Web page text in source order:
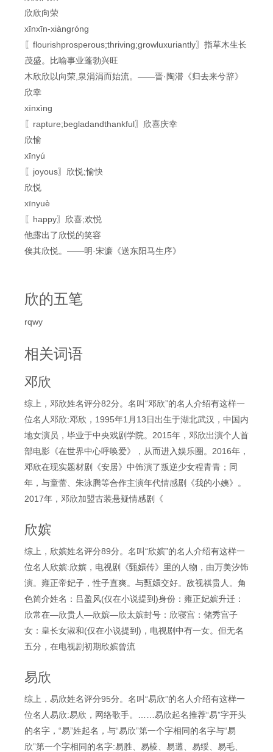
欣欣向荣
xīnxīn-xiàngróng
〖flourishprosperous;thriving;growluxuriantly〗指草木生长
茂盛。比喻事业蓬勃兴旺
木欣欣以向荣,泉涓涓而始流。——晋·陶潜《归去来兮辞》
欣幸
xīnxìng
〖rapture;begladandthankful〗欣喜庆幸
欣愉
xīnyú
〖joyous〗欣悦;愉快
欣悦
xīnyuè
〖happy〗欣喜;欢悦
他露出了欣悦的笑容
俟其欣悦。——明·宋濂《送东阳马生序》
欣的五笔
rqwy
相关词语
邓欣
综上，邓欣姓名评分82分。名叫“邓欣”的名人介绍有这样一
位名人邓欣:邓欣，1995年1月13日出生于湖北武汉，中国内
地女演员，毕业于中央戏剧学院。2015年，邓欣出演个人首
部电影《在世界中心呼唤爱》，从而进入娱乐圈。2016年，
邓欣在现实题材剧《安居》中饰演了叛逆少女程青青；同
年，与童蕾、朱泳腾等合作主演年代情感剧《我的小姨》。
2017年，邓欣加盟古装悬疑情感剧《
欣嫔
综上，欣嫔姓名评分89分。名叫“欣嫔”的名人介绍有这样一
位名人欣嫔:欣嫔，电视剧《甄嬛传》里的人物，由万美汐饰
演。雍正帝妃子，性子直爽。与甄嬛交好。敌视祺贵人。角
色简介姓名：吕盈风(仅在小说提到)身份：雍正妃嫔升迁：
欣常在—欣贵人—欣嫔—欣太嫔封号：欣寝宫：储秀宫子
女：皇长女淑和(仅在小说提到)，电视剧中有一女。但无名
五分，在电视剧初期欣嫔曾流
易欣
综上，易欣姓名评分95分。名叫“易欣”的名人介绍有这样一
位名人易欣:易欣，网络歌手。……易欣起名推荐“易”字开头
的名字，“易”姓起名，与“易欣”第一个字相同的名字与“易
欣”第一个字相同的名字:易胜、易棱、易遘、易绥、易毛、